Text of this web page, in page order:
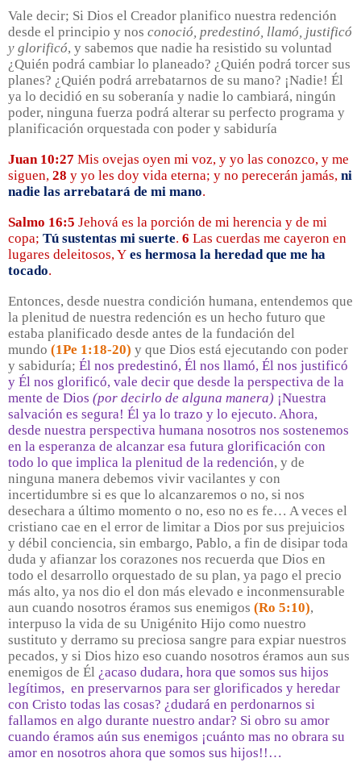
Vale decir; Si Dios el Creador planifico nuestra redención
desde el principio y nos conoció, predestinó, llamó, justificó
y glorificó, y sabemos que nadie ha resistido su voluntad
¿Quién podrá cambiar lo planeado? ¿Quién podrá torcer sus
planes? ¿Quién podrá arrebatarnos de su mano? ¡Nadie! Él
ya lo decidió en su soberanía y nadie lo cambiará, ningún
poder, ninguna fuerza podrá alterar su perfecto programa y
planificación orquestada con poder y sabiduría
Juan 10:27 Mis ovejas oyen mi voz, y yo las conozco, y me
siguen, 28 y yo les doy vida eterna; y no perecerán jamás, ni
nadie las arrebatará de mi mano.
Salmo 16:5 Jehová es la porción de mi herencia y de mi
copa; Tú sustentas mi suerte. 6 Las cuerdas me cayeron en
lugares deleitosos, Y es hermosa la heredad que me ha
tocado.
Entonces, desde nuestra condición humana, entendemos que
la plenitud de nuestra redención es un hecho futuro que
estaba planificado desde antes de la fundación del
mundo (1Pe 1:18-20) y que Dios está ejecutando con poder
y sabiduría; Él nos predestinó, Él nos llamó, Él nos justificó
y Él nos glorificó, vale decir que desde la perspectiva de la
mente de Dios (por decirlo de alguna manera) ¡Nuestra
salvación es segura! Él ya lo trazo y lo ejecuto. Ahora,
desde nuestra perspectiva humana nosotros nos sostenemos
en la esperanza de alcanzar esa futura glorificación con
todo lo que implica la plenitud de la redención, y de
ninguna manera debemos vivir vacilantes y con
incertidumbre si es que lo alcanzaremos o no, si nos
desechara a último momento o no, eso no es fe… A veces el
cristiano cae en el error de limitar a Dios por sus prejuicios
y débil conciencia, sin embargo, Pablo, a fin de disipar toda
duda y afianzar los corazones nos recuerda que Dios en
todo el desarrollo orquestado de su plan, ya pago el precio
más alto, ya nos dio el don más elevado e inconmensurable
aun cuando nosotros éramos sus enemigos (Ro 5:10),
interpuso la vida de su Unigénito Hijo como nuestro
sustituto y derramo su preciosa sangre para expiar nuestros
pecados, y si Dios hizo eso cuando nosotros éramos aun sus
enemigos de Él ¿acaso dudara, hora que somos sus hijos
legítimos, en preservarnos para ser glorificados y heredar
con Cristo todas las cosas? ¿dudará en perdonarnos si
fallamos en algo durante nuestro andar? Si obro su amor
cuando éramos aún sus enemigos ¡cuánto mas no obrara su
amor en nosotros ahora que somos sus hijos!!…